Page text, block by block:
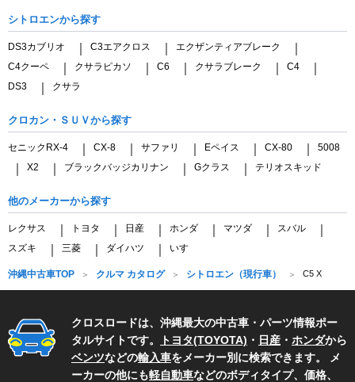
シトロエンから探す
DS3カブリオ C3エアクロス エクザンティアブレーク
C4クーペ クサラピカソ C6 クサラブレーク C4
DS3 クサラ
クロカン・ＳＵＶから探す
セニックRX-4 CX-8 サファリ Eペイス CX-80 5008
X2 ブラックバッジカリナン Gクラス テリオスキッド
他のメーカーから探す
レクサス トヨタ 日産 ホンダ マツダ スバル
スズキ 三菱 ダイハツ いすゞ
沖縄中古車TOP クルマ カタログ シトロエン（現行車） C5 X
クロスロードは、沖縄最大の中古車・パーツ情報ポー
タルサイトです。
トヨタ(TOYOTA) ・ 日産 ・ ホンダから
ベンツなどの輸入車をメーカー別に検索できます。 メ
ーカーの他にも軽自動車などのボディタイプ、価格、